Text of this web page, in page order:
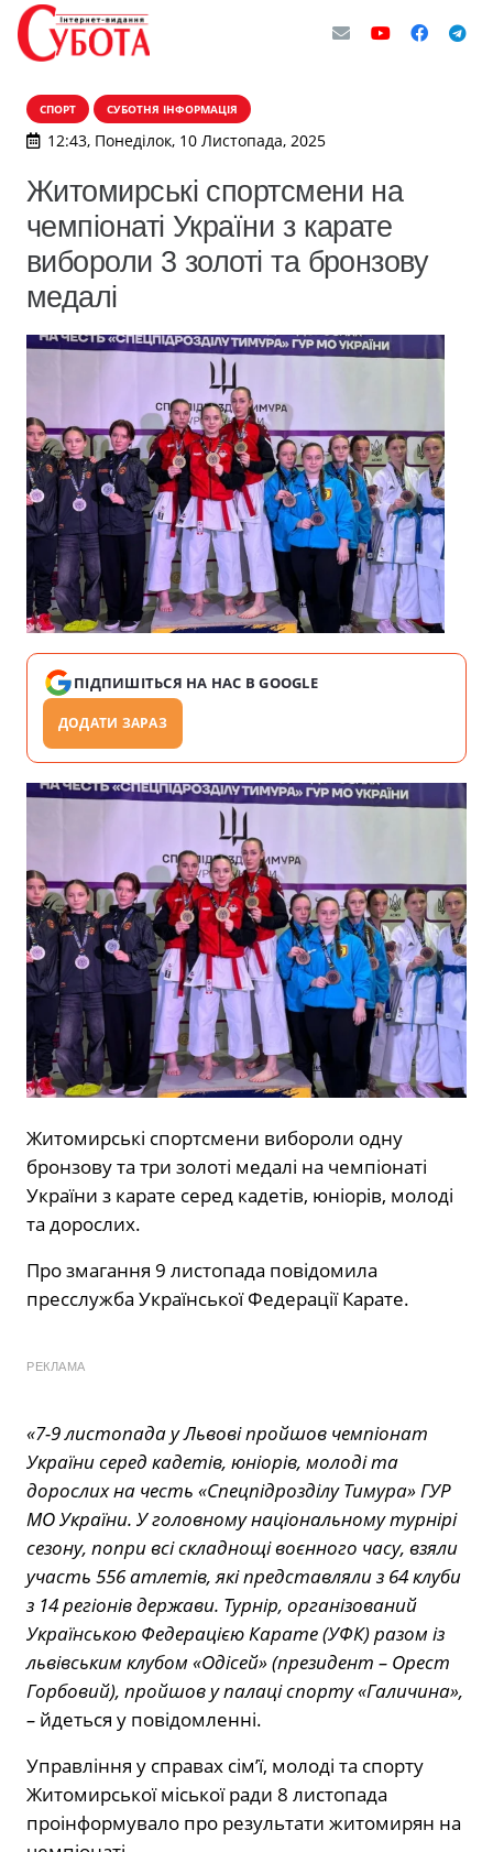
СПОРТ СУБОТНЯ ІНФОРМАЦІЯ
12:43, Понеділок, 10 Листопада, 2025
Житомирські спортсмени на
чемпіонаті України з карате
вибороли 3 золоті та бронзову
медалі
ПІДПИШІТЬСЯ НА НАС В GOOGLE
ДОДАТИ ЗАРАЗ
Житомирські спортсмени вибороли одну
бронзову та три золоті медалі на чемпіонаті
України з карате серед кадетів, юніорів, молоді
та дорослих.
Про змагання 9 листопада повідомила
пресслужба Української Федерації Карате.
РЕКЛАМА
«7-9 листопада у Львові пройшов чемпіонат
України серед кадетів, юніорів, молоді та
дорослих на честь «Спецпідрозділу Тимура» ГУР
МО України. У головному національному турнірі
сезону, попри всі складнощі воєнного часу, взяли
участь 556 атлетів, які представляли з 64 клуби
з 14 регіонів держави. Турнір, організований
Українською Федерацією Карате (УФК) разом із
львівським клубом «Одісей» (президент – Орест
Горбовий), пройшов у палаці спорту «Галичина»,
– йдеться у повідомленні.
Управління у справах сім’ї, молоді та спорту
Житомирської міської ради 8 листопада
проінформувало про результати житомирян на